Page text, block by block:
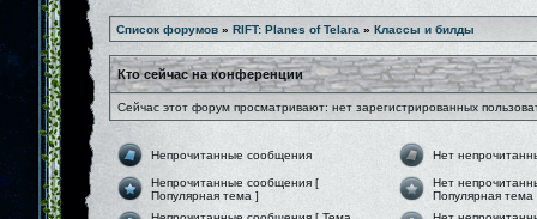
Список форумов » RIFT: Planes of Telara » Классы и билды
Кто сейчас на конференции
Сейчас этот форум просматривают: нет зарегистрированных
Непрочитанные сообщения Нет
Непрочитанные сообщения [
Популярная тема ]
Нет
Популярная тема